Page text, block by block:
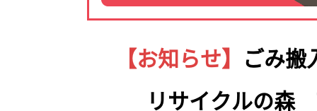
【お知らせ】 ごみ搬
リサイクルの森